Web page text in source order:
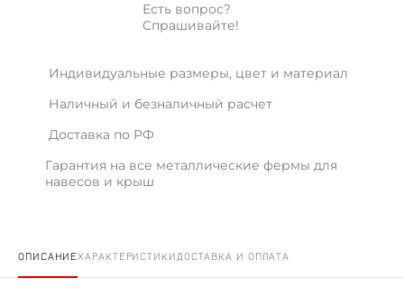
Есть вопрос?
Спрашивайте!
Индивидуальные размеры, цвет и материал
Наличный и безналичный расчет
Доставка по РФ
Гарантия на все металлические фермы для
навесов и крыш
ОПИСАНИЕХАРАКТЕРИСТИКИДОСТАВКА И ОПЛАТА